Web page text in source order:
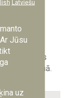
tie
sanācijas
stiprināšanā.
Latviešu
Jūsu
uz